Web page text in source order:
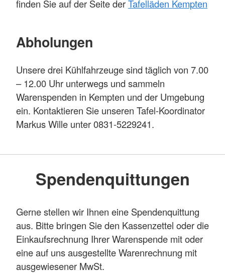
finden Sie auf der Seite derTafelläden Kempten
Abholungen
Unsere drei Kühlfahrzeuge sind täglich von 7.00
– 12.00 Uhr unterwegs und sammeln
Warenspenden in Kempten und der Umgebung
ein. Kontaktieren Sie unseren Tafel-Koordinator
Markus Wille unter 0831-5229241.
Spendenquittungen
Gerne stellen wir Ihnen eine Spendenquittung
aus. Bitte bringen Sie den Kassenzettel oder die
Einkaufsrechnung Ihrer Warenspende mit oder
eine auf uns ausgestellte Warenrechnung mit
ausgewiesener MwSt.